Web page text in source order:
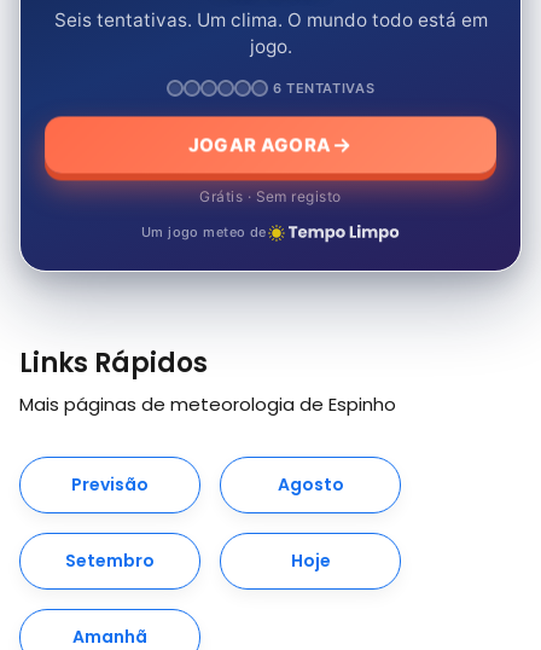
Seis tentativas. Um clima. O mundo todo está em
jogo.
6 TENTATIVAS
JOGAR AGORA
Grátis · Sem registo
Um jogo meteo de
Links Rápidos
Mais páginas de meteorologia de Espinho
Previsão Agosto
Setembro Hoje
Amanhã